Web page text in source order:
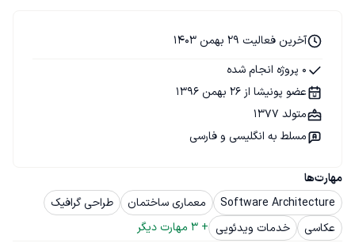
مهارت‌ها
Software Architecture
معماری ساختمان
طراحی گرافیک
عکاسی
خدمات ویدئویی +
3 مهارت دیگر
آخرین فعالیت 29 بهمن 1403
0 پروژه انجام شده
عضو پونیشا از 26 بهمن 1396
متولد 1377
مسلط به انگلیسی و فارسی